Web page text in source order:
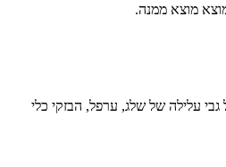
מוצא ממנה.
עלילה של שלג, ערפל, הבזקי כלי